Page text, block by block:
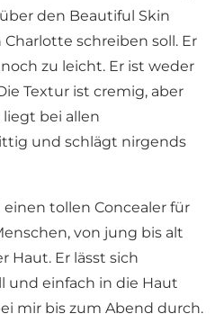
den Beautiful Skin
schreiben soll. Er
zu leicht. Er ist weder
Textur ist cremig, aber
bei allen
und schlägt nirgends
tollen Concealer für
von jung bis alt
Haut. Er lässt sich
und einfach in die Haut
mir bis zum Abend durch.